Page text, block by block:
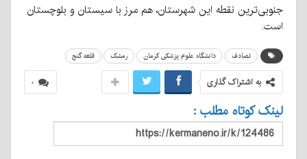
جنوبی‌ترین نقطه این شهرستان، هم مرز با سیستان و بلوچستان
است.
تصادف دانشگاه علوم پزشکی کرمان رمشک قلعه گنج
۰ به اشتراک گذاری
لینک کوتاه مطلب :